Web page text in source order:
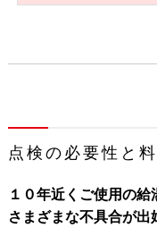
点検の必要性と
１０年近くご使用の
さまざまな不具合が出